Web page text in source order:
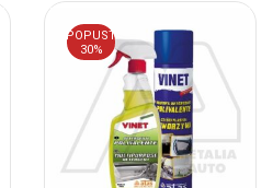
POPUST
30%